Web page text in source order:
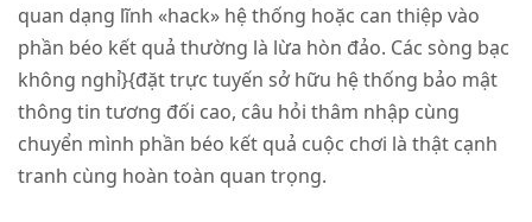
quan dạng lĩnh «hack» hệ thống hoặc can thiệp vào
phần béo kết quả thường là lừa hòn đảo. Các sòng bạc
không nghỉ}{đặt trực tuyến sở hữu hệ thống bảo mật
thông tin tương đối cao, câu hỏi thâm nhập cùng
chuyển mình phần béo kết quả cuộc chơi là thật cạnh
tranh cùng hoàn toàn quan trọng.